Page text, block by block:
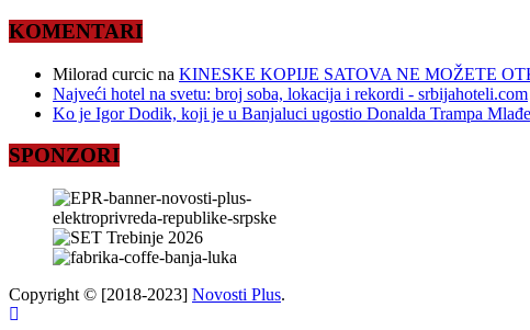
KOMENTARI
Milorad curcic na KINESKE KOPIJE SATOVA NE MOŽETE
Najveći hotel na svetu: broj soba, lokacija i rekordi - srbijahoteli.com
Ko je Igor Dodik, koji je u Banjaluci ugostio Donalda Trampa
SPONZORI
Copyright © [2018-2023] Novosti Plus.